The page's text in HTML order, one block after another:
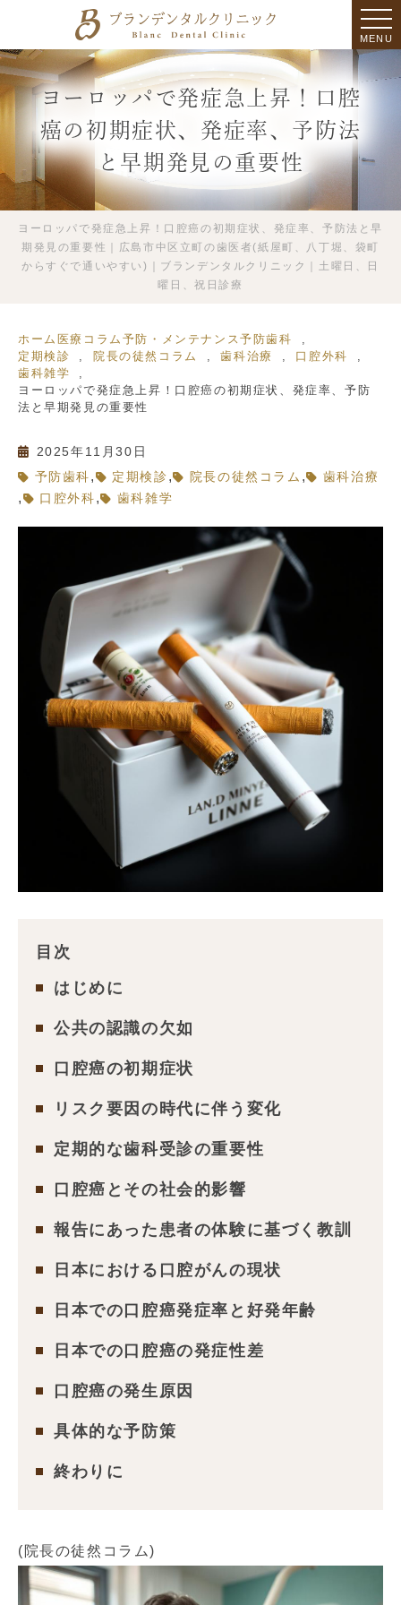
MENU
ヨーロッパで発症急上昇！口腔
癌の初期症状、発症率、予防法
と早期発見の重要性
ヨーロッパで発症急上昇！口腔癌の初期症状、発症率、予防法と早
期発見の重要性｜広島市中区立町の歯医者(紙屋町、八丁堀、袋町
からすぐで通いやすい)｜ブランデンタルクリニック｜土曜日、日
曜日、祝日診療
ホーム 医療コラム 予防・メンテナンス予防歯科
定期検診
院長の徒然コラム 歯科治療
口腔外科
歯科雑学
ヨーロッパで発症急上昇！口腔癌の初期症状、発症率、予防
法と早期発見の重要性
2025年11月30日
予防歯科 , 定期検診 , 院長の徒然コラム , 歯科治療
, 口腔外科 , 歯科雑学
目次
はじめに
公共の認識の欠如
口腔癌の初期症状
リスク要因の時代に伴う変化
定期的な歯科受診の重要性
口腔癌とその社会的影響
報告にあった患者の体験に基づく教訓
日本における口腔がんの現状
日本での口腔癌発症率と好発年齢
日本での口腔癌の発症性差
口腔癌の発生原因
具体的な予防策
終わりに
(院長の徒然コラム)